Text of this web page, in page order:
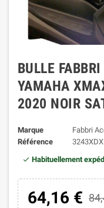
BULLE
YAMAHA
2020 NOIR
Marque
Fabbri
Référence
3243XDX
Habituellement
64,16 €